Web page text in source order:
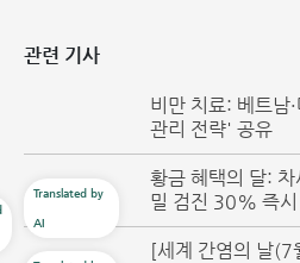
관련 기사
비만 치료: 베트남
관리 전략' 공유
황금 혜택의 달:
밀 검진 30% 즉시
[세계 간염의 날(7